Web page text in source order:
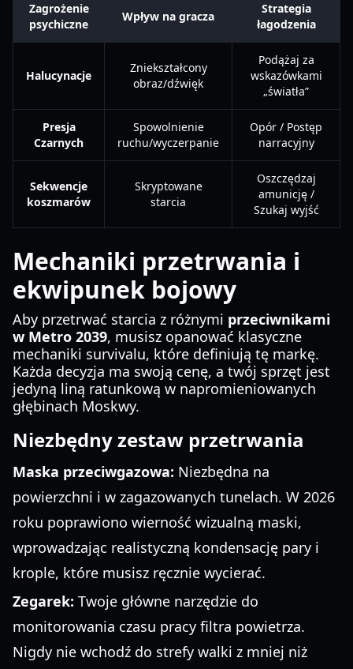
Zagrożenie
psychiczne
Wpływ na gracza
Strategia
łagodzenia
Halucynacje
Zniekształcony
obraz/dźwięk
Podążaj za
wskazówkami
„światła”
Presja
Czarnych
Spowolnienie
ruchu/wyczerpanie
Opór / Postęp
narracyjny
Sekwencje
koszmarów
Skryptowane
starcia
Oszczędzaj
amunicję /
Szukaj wyjść
Mechaniki przetrwania i
ekwipunek bojowy
Aby przetrwać starcia z różnymi przeciwnikami
w Metro 2039, musisz opanować klasyczne
mechaniki survivalu, które definiują tę markę.
Każda decyzja ma swoją cenę, a twój sprzęt jest
jedyną liną ratunkową w napromieniowanych
głębinach Moskwy.
Niezbędny zestaw przetrwania
Maska przeciwgazowa: Niezbędna na
powierzchni i w zagazowanych tunelach. W 2026
roku poprawiono wierność wizualną maski,
wprowadzając realistyczną kondensację pary i
krople, które musisz ręcznie wycierać.
Zegarek: Twoje główne narzędzie do
monitorowania czasu pracy filtra powietrza.
Nigdy nie wchodź do strefy walki z mniej niż